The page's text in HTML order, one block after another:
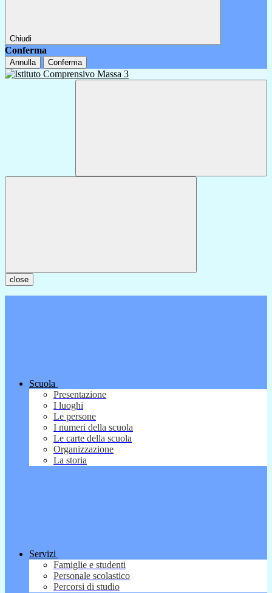
Chiudi
Conferma
Annulla Conferma
close
Scuola
Presentazione
I luoghi
Le persone
I numeri della scuola
Le carte della scuola
Organizzazione
La storia
Servizi
Famiglie e studenti
Personale scolastico
Percorsi di studio